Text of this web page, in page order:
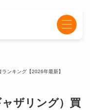
ンキング【2026年最新】
ザリング）買